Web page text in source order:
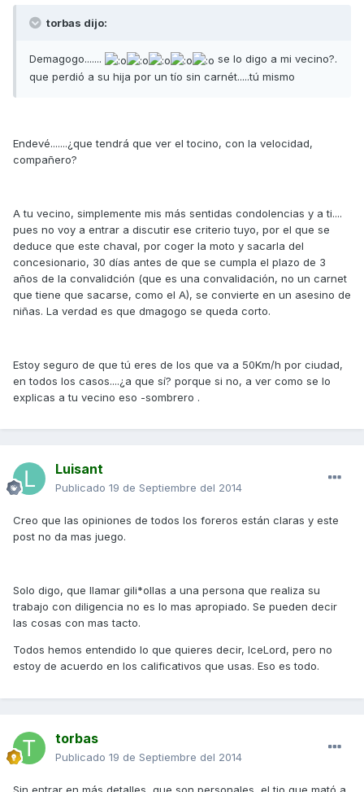
torbas dijo:
Demagogo.......
se lo digo a mi vecino?.
que perdió a su hija por un tío sin carnét.....tú mismo
Endevé.......¿que tendrá que ver el tocino, con la velocidad,
compañero?
A tu vecino, simplemente mis más sentidas condolencias y a ti....
pues no voy a entrar a discutir ese criterio tuyo, por el que se
deduce que este chaval, por coger la moto y sacarla del
concesionario, 30 días antes de que se cumpla el plazo de 3
años de la convalidción (que es una convalidación, no un carnet
que tiene que sacarse, como el A), se convierte en un asesino de
niñas. La verdad es que dmagogo se queda corto.
Estoy seguro de que tú eres de los que va a 50Km/h por ciudad,
en todos los casos....¿a que sí? porque si no, a ver como se lo
explicas a tu vecino eso -sombrero .
Luisant
Publicado 19 de Septiembre del 2014
Creo que las opiniones de todos los foreros están claras y este
post no da mas juego.
Solo digo, que llamar gili*ollas a una persona que realiza su
trabajo con diligencia no es lo mas apropiado. Se pueden decir
las cosas con mas tacto.
Todos hemos entendido lo que quieres decir, IceLord, pero no
estoy de acuerdo en los calificativos que usas. Eso es todo.
torbas
Publicado 19 de Septiembre del 2014